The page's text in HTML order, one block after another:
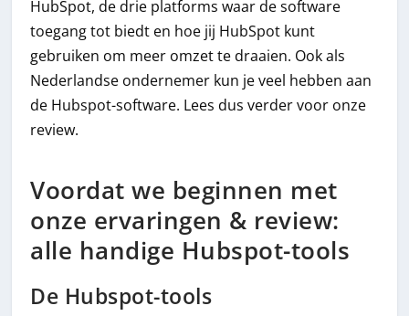
HubSpot, de drie platforms waar de software
toegang tot biedt en hoe jij HubSpot kunt
gebruiken om meer omzet te draaien. Ook als
Nederlandse ondernemer kun je veel hebben aan
de Hubspot-software. Lees dus verder voor onze
review.
Voordat we beginnen met
onze ervaringen & review:
alle handige Hubspot-tools
De Hubspot-tools